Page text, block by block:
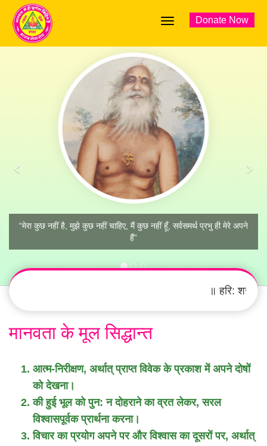
Donate Now
“मेरा कुछ नहीं है, मुझे कुछ नहीं चाहिए, मैं कुछ नहीं हूँ, सर्वसमर्थ प्रभु ही मेरे अपने
हैं”
॥ हरि: शरणम्‌
मानवता के मूल सिद्धान्त
आत्म-निरीक्षण, अर्थात्‌ प्राप्त विवेक के प्रकाश में अपने दोषों
को देखना।
की हुई भूल को पुन: न दोहराने का व्रत लेकर, सरल
विश्वासपूर्वक प्रार्थना करना।
विचार का प्रयोग अपने पर और विश्वास का दूसरों पर, अर्थात्‌